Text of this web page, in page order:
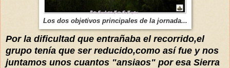
Los dos objetivos principales de la jornada...
Por la dificultad que entrañaba el recorrido,el
grupo tenía que ser reducido,como así fue y nos
juntamos unos cuantos "ansiaos" por esa Sierra